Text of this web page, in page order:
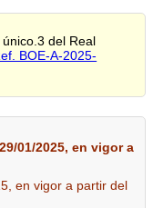
del Real
BOE-A-2025-
01/2025, en vigor a
en vigor a partir del